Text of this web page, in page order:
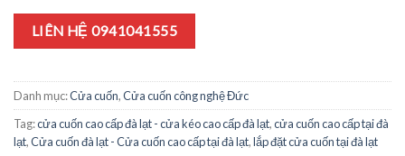
LIÊN HỆ 0941041555
Danh mục:Cửa cuốn,Cửa cuốn công nghệ Đức
Tag:cửa cuốn cao cấp đà lạt - cửa kéo cao cấp đà lạt,cửa cuốn cao cấp tại đà
lạt,Cửa cuốn đà lạt - Cửa cuốn cao cấp tại đà lạt,lắp đặt cửa cuốn tại đà lạt